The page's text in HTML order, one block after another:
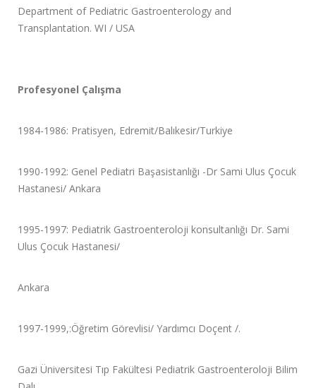
Department of Pediatric Gastroenterology and
Transplantation. WI / USA
Profesyonel Çalışma
1984-1986: Pratisyen, Edremit/Balıkesir/Turkiye
1990-1992: Genel Pediatri Başasistanlığı -Dr Sami Ulus Çocuk
Hastanesi/ Ankara
1995-1997: Pediatrik Gastroenteroloji konsultanlığı Dr. Sami
Ulus Çocuk Hastanesi/
Ankara
1997-1999,:Öğretim Görevlisi/ Yardımcı Doçent /.
Gazi Üniversitesi Tıp Fakültesi Pediatrik Gastroenteroloji Bilim